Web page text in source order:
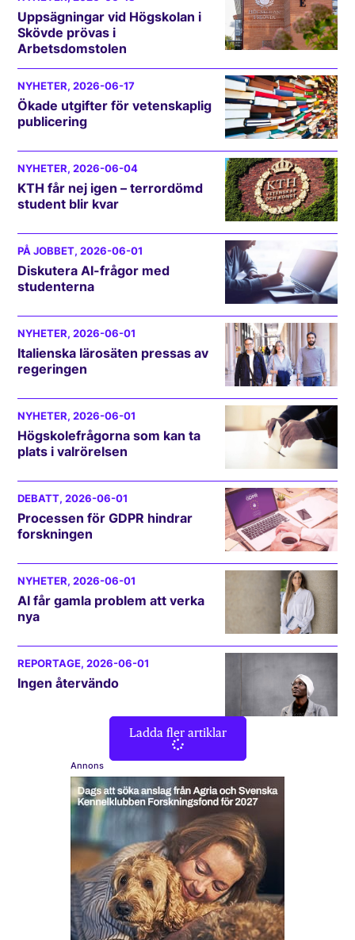
Uppsägningar vid Högskolan i
Skövde prövas i
Arbetsdomstolen
NYHETER, 2026-06-17
Ökade utgifter för vetenskaplig
publicering
NYHETER, 2026-06-04
KTH får nej igen – terrordömd
student blir kvar
PÅ JOBBET, 2026-06-01
Diskutera AI-frågor med
studenterna
NYHETER, 2026-06-01
Italienska lärosäten pressas av
regeringen
NYHETER, 2026-06-01
Högskolefrågorna som kan ta
plats i valrörelsen
DEBATT, 2026-06-01
Processen för GDPR hindrar
forskningen
NYHETER, 2026-06-01
AI får gamla problem att verka
nya
REPORTAGE, 2026-06-01
Ingen återvändo
Ladda fler artiklar
Annons